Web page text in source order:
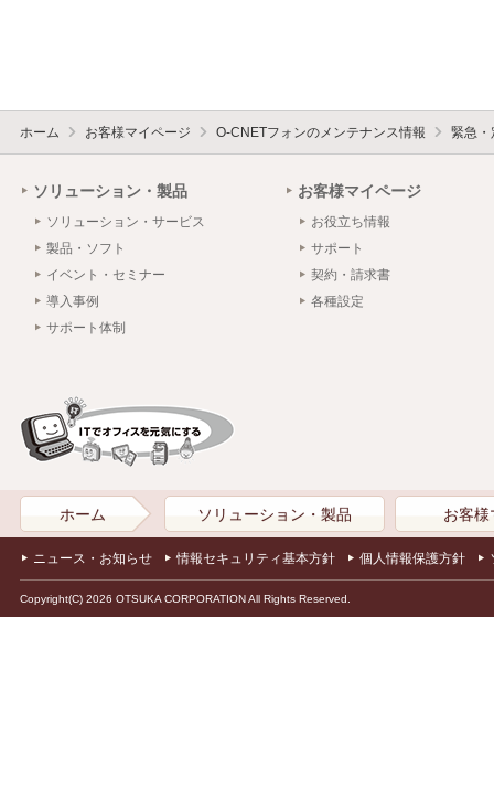
ホーム お客様マイページ O-CNETフォンのメンテナンス情報 緊急・
ソリューション・製品
ソリューション・サービス
製品・ソフト
イベント・セミナー
導入事例
サポート体制
お客様マイページ
お役立ち情報
サポート
契約・請求書
各種設定
ホーム ソリューション・製品 お客様
ニュース・お知らせ 情報セキュリティ基本方針 個人情報保護方針
Copyright(C) 2026 OTSUKA CORPORATION All Rights Reserved.